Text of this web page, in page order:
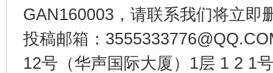
GAN160003，请联系我们将立即
投稿邮箱：
12号（华声国际大厦）1层 1 2 1